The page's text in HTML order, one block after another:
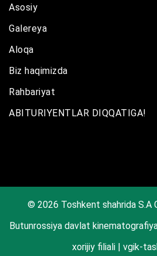
Asosiy
Galereya
Aloqa
Biz haqimizda
Rahbariyat
ABITURIYENTLAR DIQQATIGA!
© 2026 Toshkent shahrida S.A
Butunrossiya davlat
xorijiy filiali | vgik-